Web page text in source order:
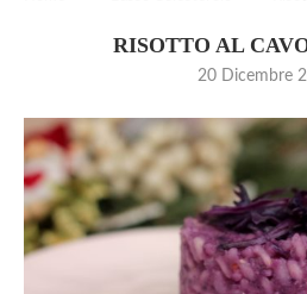
RISOTTO AL
20 Dicembre